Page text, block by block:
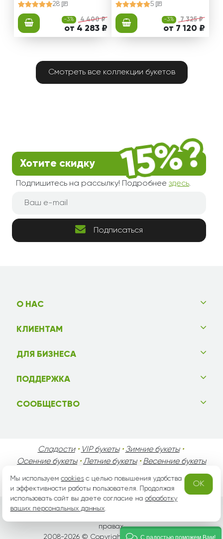
28
-3% 4 400 ₽
от 4 283 ₽
5
-3% 7 325 ₽
от 7 120 ₽
Смотреть все коллекции букетов
Хотите скидку
Подпишитесь на рассылку! Подробнее здесь.
Подписаться
О НАС
КЛИЕНТАМ
ДЛЯ БИЗНЕСА
ПОДДЕРЖКА
СООБЩЕСТВО
Сладости• VIP букеты• Зимние букеты•
Осенние букеты•Летние букеты• Весенние букеты
•
День Мужчин•Праздники!
правах.
2008-2026 © Copyright «grand-flora.ru»
Мы используемcookiesс целью повышения удобства
и эффективности работы пользователя. Продолжая
использовать сайт вы даете согласие наобработку
ваших персональных данных.
OK
С радостью поможем Вам!